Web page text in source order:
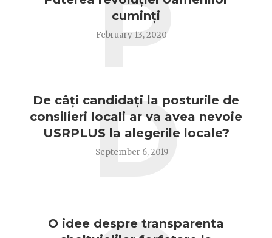
cuminți
February 13, 2020
P
De câți candidați la posturile de
consilieri locali ar va avea nevoie
USRPLUS la alegerile locale?
September 6, 2019
D
O idee despre transparenta